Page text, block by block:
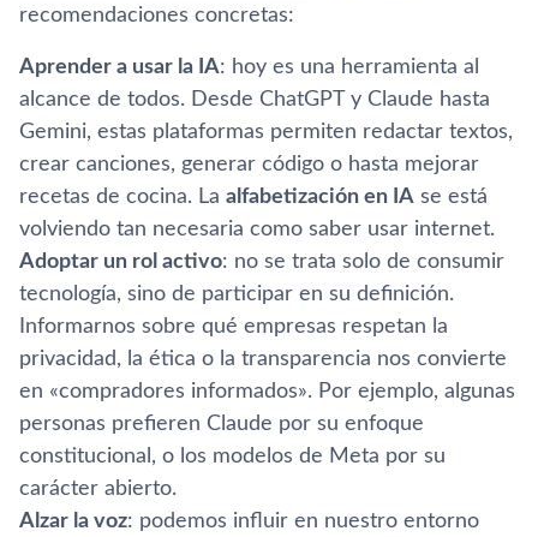
recomendaciones concretas:
Aprender a usar la IA: hoy es una herramienta al
alcance de todos. Desde ChatGPT y Claude hasta
Gemini, estas plataformas permiten redactar textos,
crear canciones, generar código o hasta mejorar
recetas de cocina. La alfabetización en IA se está
volviendo tan necesaria como saber usar internet.
Adoptar un rol activo: no se trata solo de consumir
tecnología, sino de participar en su definición.
Informarnos sobre qué empresas respetan la
privacidad, la ética o la transparencia nos convierte
en «compradores informados». Por ejemplo, algunas
personas prefieren Claude por su enfoque
constitucional, o los modelos de Meta por su
carácter abierto.
Alzar la voz: podemos influir en nuestro entorno